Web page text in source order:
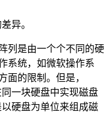
异。
列是由一个个不同的硬
系统，如微软操作系
面的限制。但是，
一块硬盘中实现磁盘
硬盘为单位来组成磁